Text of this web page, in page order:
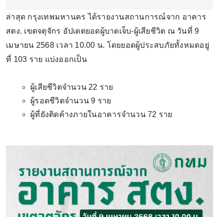
ล่าสุด กรุงเทพมหานคร ได้รายงานสถานการณ์จาก อาคาร
สตง. เขตจตุจักร อัปเดตยอดผู้บาดเจ็บ-ผู้เสียชีวิต ณ วันที่ 9
เมษายน 2568 เวลา 10.00 น. โดยยอดผู้ประสบภัยทั้งหมดอยู่
ที่ 103 ราย แบ่งออกเป็น
ผู้เสียชีวิตจำนวน 22 ราย
ผู้รอดชีวิตจำนวน 9 ราย
ผู้ที่ยังติดค้างภายในอาคารจำนวน 72 ราย